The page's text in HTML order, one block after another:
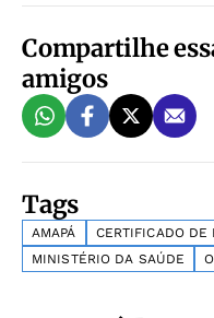
Compartilhe
amigos
Tags
AMAPÁ
CERTIFICADO DE
MINISTÉRIO DA SAÚDE